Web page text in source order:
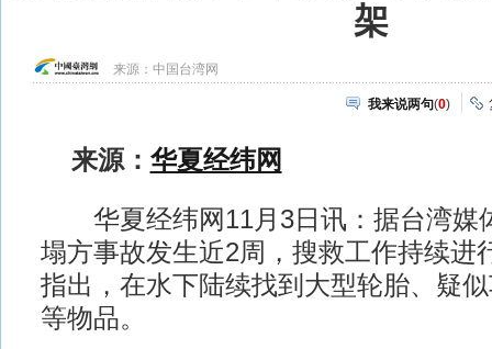
架
来源： 中国台湾网
我来说两句(0)
来源： 华夏经纬网
华夏经纬网11月3日讯：据台湾媒
塌方事故发生近2周，搜救工作持续进
指出，在水下陆续找到大型轮胎、疑
等物品。